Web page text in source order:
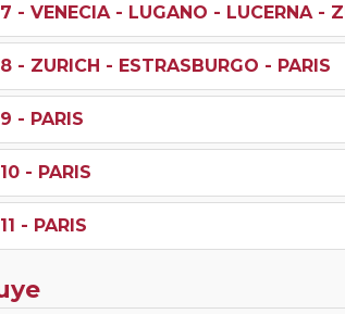
- VENECIA - LUGANO - LUCERNA -
- ZURICH - ESTRASBURGO - PARIS
- PARIS
- PARIS
- PARIS